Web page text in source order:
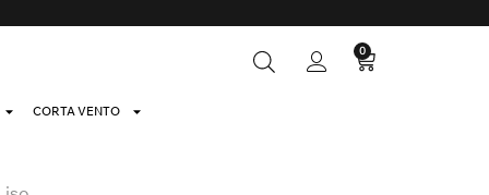
0
CORTA VENTO